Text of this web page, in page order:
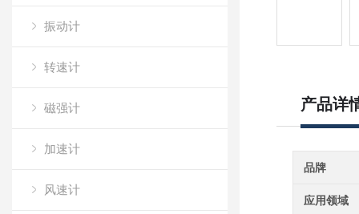
振动计
转速计
磁强计
加速计
风速计
产品详
品牌
应用领域